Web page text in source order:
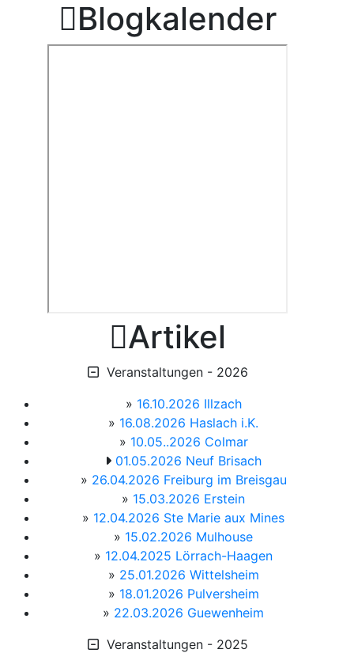
Blogkalender
Artikel
Veranstaltungen - 2026
» 16.10.2026 Illzach
» 16.08.2026 Haslach i.K.
» 10.05..2026 Colmar
01.05.2026 Neuf Brisach
» 26.04.2026 Freiburg im Breisgau
» 15.03.2026 Erstein
» 12.04.2026 Ste Marie aux Mines
» 15.02.2026 Mulhouse
» 12.04.2025 Lörrach-Haagen
» 25.01.2026 Wittelsheim
» 18.01.2026 Pulversheim
» 22.03.2026 Guewenheim
Veranstaltungen - 2025